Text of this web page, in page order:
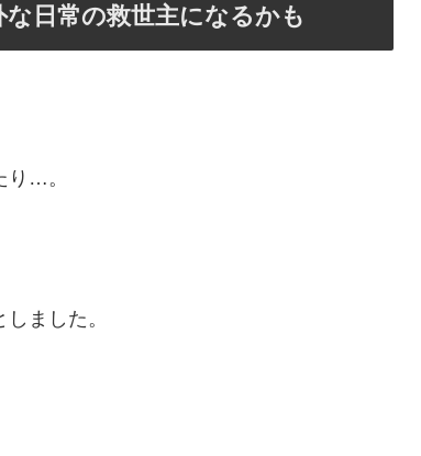
日常の救世主になるかも
り…。
ました。